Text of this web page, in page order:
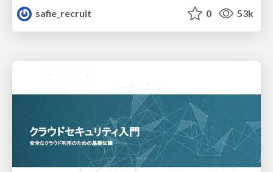
safie_recruit
0 53k